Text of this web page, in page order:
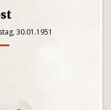
30.01.1951